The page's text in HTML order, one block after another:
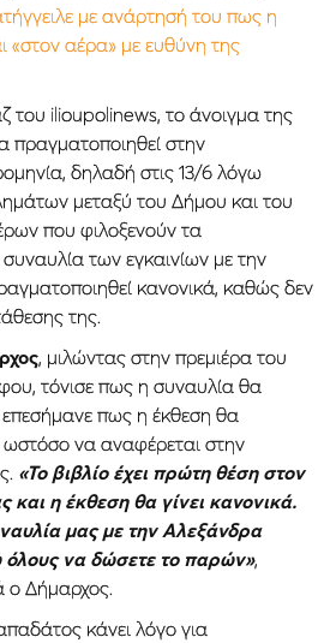
με ανάρτησή του πως η
«στον αέρα» με ευθύνη της
του ilioupolinews, το άνοιγμα της
πραγματοποιηθεί στην
δηλαδή στις 13/6 λόγω
μεταξύ του Δήμου και του
που φιλοξενούν τα
των εγκαινίων με την
κανονικά, καθώς δεν
της.
, μιλώντας στην πρεμιέρα του
τόνισε πως η συναυλία θα
επεσήμανε πως η έκθεση θα
ωστόσο να αναφέρεται στην
«Το βιβλίο έχει πρώτη θέση στον
και η έκθεση θα γίνει κανονικά.
μας με την Αλεξάνδρα
να δώσετε το παρών»,
ο Δήμαρχος.
κάνει λόγο για